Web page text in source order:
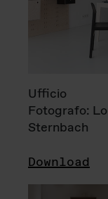
Ufficio
Fotografo:
Sternbach
Download